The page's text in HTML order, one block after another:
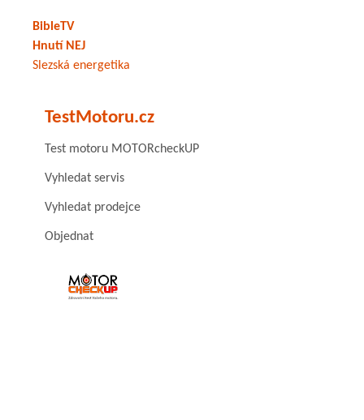
BibleTV
Hnutí NEJ
Slezská energetika
TestMotoru.cz
Test motoru MOTORcheckUP
Vyhledat servis
Vyhledat prodejce
Objednat